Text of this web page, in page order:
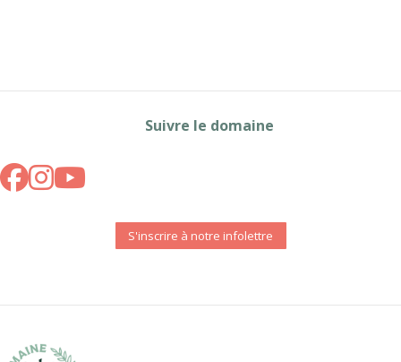
Suivre le domaine
S'inscrire à notre infolettre